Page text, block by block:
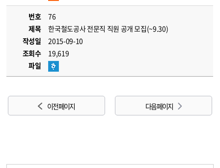
번호
76
제목
한국철도공사 전문직 직원 공개 모집(~9.30)
작성일
2015-09-10
조회수
19,619
파일
이전 페이지 다음 페이지